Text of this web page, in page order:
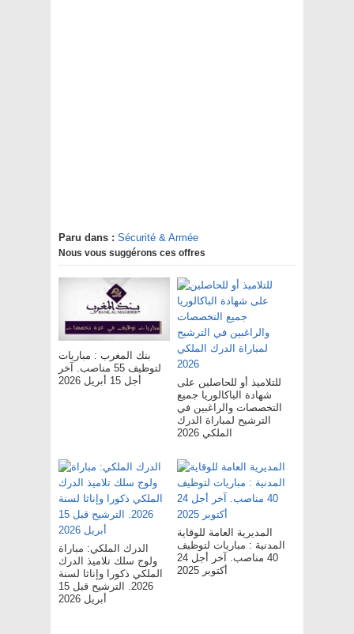
Paru dans : Sécurité & Armée
Nous vous suggérons ces offres
بنك المغرب : مباريات
لتوظيف 55 مناصب. آخر
أجل 15 أبريل 2026
للتلاميذ أو للحاصلين على
شهادة الباكالوريا جميع
التخصصات والراغبين في
الترشيح لمباراة الدرك
الملكي 2026
الدرك الملكي: مباراة
ولوج سلك تلاميذ الدرك
الملكي ذكورا وإناثا لسنة
2026. الترشيح قبل 15
أبريل 2026
المديرية العامة للوقاية
المدنية : مباريات لتوظيف
40 مناصب. آخر أجل 24
أكتوبر 2025